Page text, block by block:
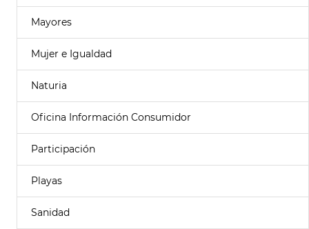
Mayores
Mujer e Igualdad
Naturia
Oficina Información Consumidor
Participación
Playas
Sanidad